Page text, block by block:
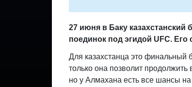
27 июня в Баку казахстанский
поединок под эгидой UFC. Его
Для казахстанца это финальный
только она позволит
но у Алмахана есть все шансы на